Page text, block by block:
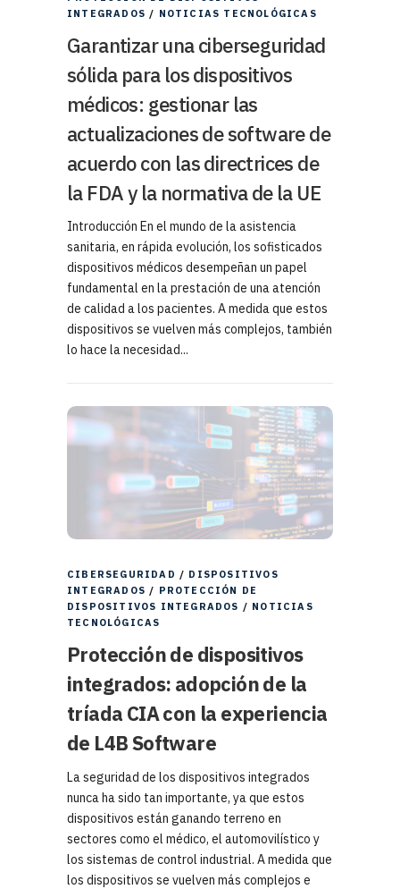
INTEGRADOS / NOTICIAS TECNOLÓGICAS
Garantizar una ciberseguridad
sólida para los dispositivos
médicos: gestionar las
actualizaciones de software de
acuerdo con las directrices de
la FDA y la normativa de la UE
Introducción En el mundo de la asistencia
sanitaria, en rápida evolución, los sofisticados
dispositivos médicos desempeñan un papel
fundamental en la prestación de una atención
de calidad a los pacientes. A medida que estos
dispositivos se vuelven más complejos, también
lo hace la necesidad...
CIBERSEGURIDAD / DISPOSITIVOS
INTEGRADOS / PROTECCIÓN DE
DISPOSITIVOS INTEGRADOS / NOTICIAS
TECNOLÓGICAS
Protección de dispositivos
integrados: adopción de la
tríada CIA con la experiencia
de L4B Software
La seguridad de los dispositivos integrados
nunca ha sido tan importante, ya que estos
dispositivos están ganando terreno en
sectores como el médico, el automovilístico y
los sistemas de control industrial. A medida que
los dispositivos se vuelven más complejos e